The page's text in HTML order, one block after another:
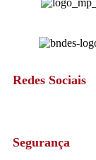
Redes Sociais
Segurança